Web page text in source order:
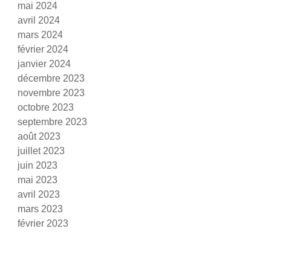
mai 2024
avril 2024
mars 2024
février 2024
janvier 2024
décembre 2023
novembre 2023
octobre 2023
septembre 2023
août 2023
juillet 2023
juin 2023
mai 2023
avril 2023
mars 2023
février 2023